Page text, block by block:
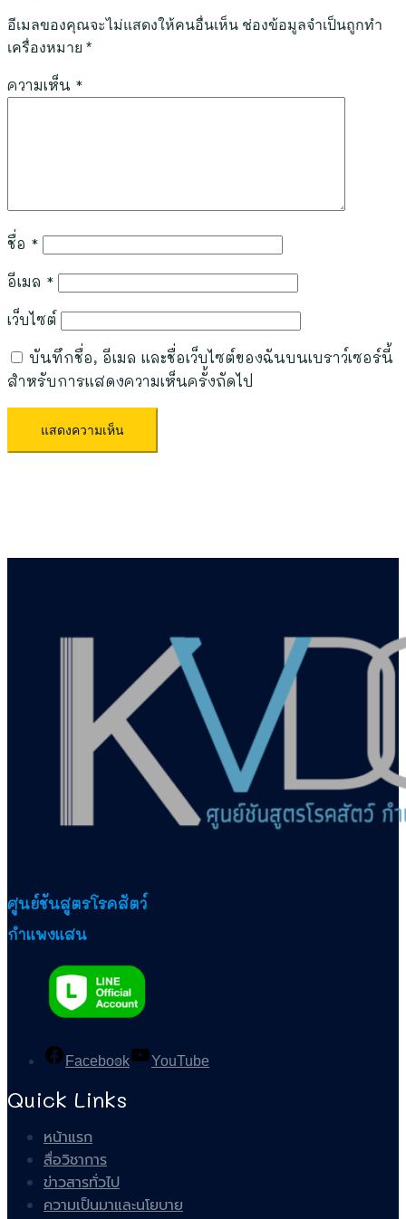
อีเมลของคุณจะไม่แสดงให้คนอื่นเห็น ช่องข้อมูลจำเป็นถูกทำ
เครื่องหมาย *
ความเห็น *
ชื่อ *
อีเมล *
เว็บไซต์
บันทึกชื่อ, อีเมล และชื่อเว็บไซต์ของฉันบนเบราว์เซอร์นี้
สำหรับการแสดงความเห็นครั้งถัดไป
ศูนย์ชันสูตรโรคสัตว์
กำแพงแสน
Facebook YouTube
Quick Links
หน้าแรก
สื่อวิชาการ
ข่าวสารทั่วไป
ความเป็นมาและนโยบาย